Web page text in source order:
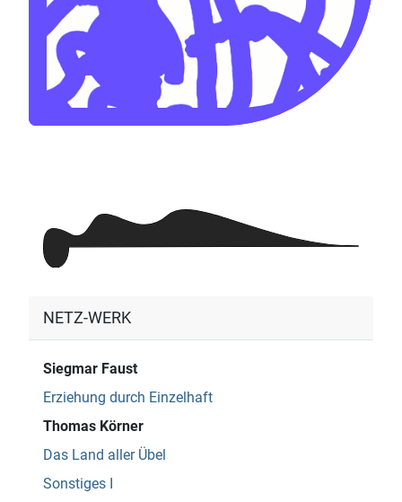
NETZ-WERK
Siegmar Faust
Erziehung durch Einzelhaft
Thomas Körner
Das Land aller Übel
Sonstiges I